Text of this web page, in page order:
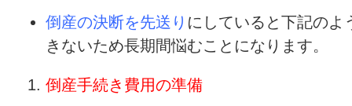
倒産の決断を先送り にしていると下記のよ
きないため長期間悩むことになります。
倒産手続き費用の準備